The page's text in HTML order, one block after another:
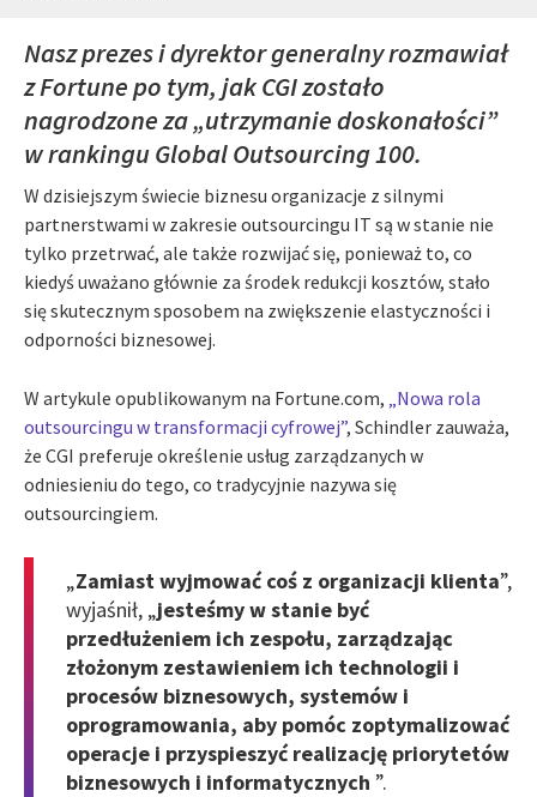
Nasz prezes i dyrektor generalny rozmawiał
z Fortune po tym, jak CGI zostało
nagrodzone za „utrzymanie doskonałości”
w rankingu Global Outsourcing 100.
W dzisiejszym świecie biznesu organizacje z silnymi
partnerstwami w zakresie outsourcingu IT są w stanie nie
tylko przetrwać, ale także rozwijać się, ponieważ to, co
kiedyś uważano głównie za środek redukcji kosztów, stało
się skutecznym sposobem na zwiększenie elastyczności i
odporności biznesowej.
W artykule opublikowanym na Fortune.com, „Nowa rola
outsourcingu w transformacji cyfrowej”, Schindler zauważa,
że CGI preferuje określenie usług zarządzanych w
odniesieniu do tego, co tradycyjnie nazywa się
outsourcingiem.
„Zamiast wyjmować coś z organizacji klienta”,
wyjaśnił, „jesteśmy w stanie być
przedłużeniem ich zespołu, zarządzając
złożonym zestawieniem ich technologii i
procesów biznesowych, systemów i
oprogramowania, aby pomóc zoptymalizować
operacje i przyspieszyć realizację priorytetów
biznesowych i informatycznych ”.